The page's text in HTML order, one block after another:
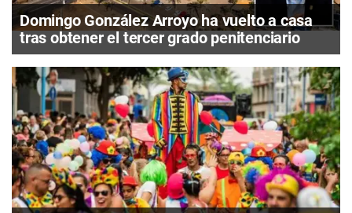
Domingo González Arroyo ha vuelto a casa
tras obtener el tercer grado penitenciario